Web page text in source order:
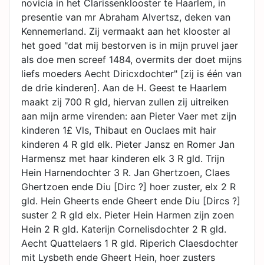
novicia in het Clarissenklooster te Haarlem, in
presentie van mr Abraham Alvertsz, deken van
Kennemerland. Zij vermaakt aan het klooster al
het goed "dat mij bestorven is in mijn pruvel jaer
als doe men screef 1484, overmits der doet mijns
liefs moeders Aecht Diricxdochter" [zij is één van
de drie kinderen]. Aan de H. Geest te Haarlem
maakt zij 700 R gld, hiervan zullen zij uitreiken
aan mijn arme virenden: aan Pieter Vaer met zijn
kinderen 1£ Vls, Thibaut en Ouclaes mit hair
kinderen 4 R gld elk. Pieter Jansz en Romer Jan
Harmensz met haar kinderen elk 3 R gld. Trijn
Hein Harnendochter 3 R. Jan Ghertzoen, Claes
Ghertzoen ende Diu [Dirc ?] hoer zuster, elx 2 R
gld. Hein Gheerts ende Gheert ende Diu [Dircs ?]
suster 2 R gld elx. Pieter Hein Harmen zijn zoen
Hein 2 R gld. Katerijn Cornelisdochter 2 R gld.
Aecht Quattelaers 1 R gld. Riperich Claesdochter
mit Lysbeth ende Gheert Hein, hoer zusters